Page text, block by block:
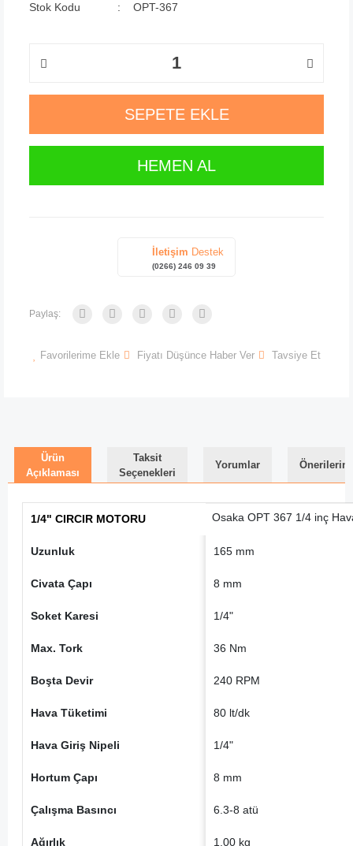
Stok Kodu
OPT-367
SEPETE EKLE
HEMEN AL
İletişim Destek
(0266) 246 09 39
Paylaş:
Favorilerime Ekle Fiyatı Düşünce Haber Ver Tavsiye Et
Ürün
Açıklaması
Taksit
Seçenekleri
Yorumlar
1/4" CIRCIR MOTORU Osaka OPT 367 1/4 inç
Uzunluk 165 mm
Civata Çapı 8 mm
Soket Karesi 1/4"
Max. Tork 36 Nm
Boşta Devir 240 RPM
Hava Tüketimi 80 lt/dk
Hava Giriş Nipeli 1/4"
Hortum Çapı 8 mm
Çalışma Basıncı 6.3-8 atü
Ağırlık 1.00 kg